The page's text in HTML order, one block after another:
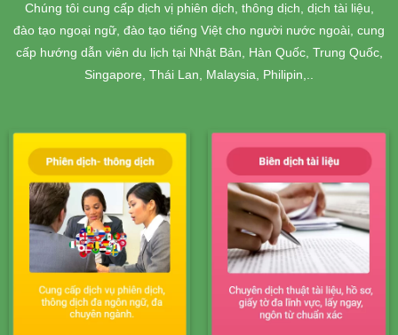
Chúng tôi cung cấp dịch vị phiên dịch, thông dịch, dịch tài liệu,
đào tạo ngoại ngữ, đào tạo tiếng Việt cho người nước ngoài, cung
cấp hướng dẫn viên du lịch tại Nhật Bản, Hàn Quốc, Trung Quốc,
Singapore, Thái Lan, Malaysia, Philipin,..